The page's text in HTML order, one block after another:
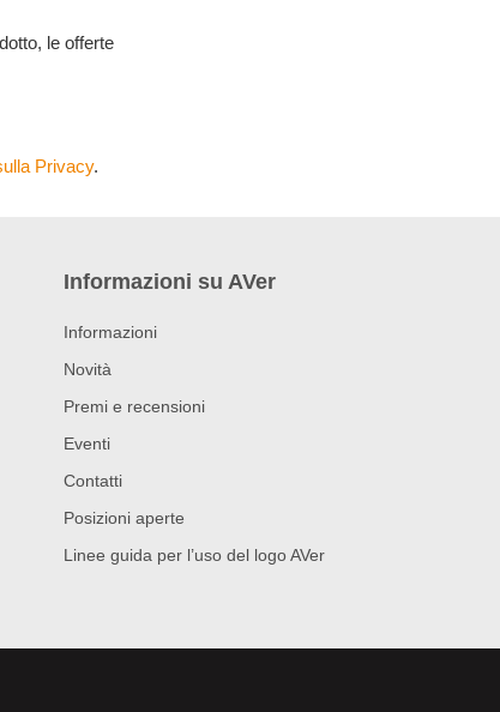
le offerte
Privacy.
Informazioni su AVer
Informazioni
Novità
Premi e recensioni
Eventi
Contatti
Posizioni aperte
Linee guida per l’uso del logo AVer